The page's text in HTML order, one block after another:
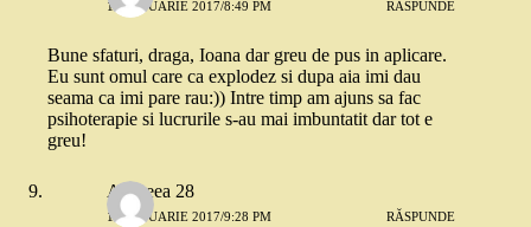
16 IANUARIE 2017/8:49 PM RĂSPUNDE
Bune sfaturi, draga, Ioana dar greu de pus in aplicare.
Eu sunt omul care ca explodez si dupa aia imi dau
seama ca imi pare rau:)) Intre timp am ajuns sa fac
psihoterapie si lucrurile s-au mai imbuntatit dar tot e
greu!
Andreea 28
16 IANUARIE 2017/9:28 PM RĂSPUNDE